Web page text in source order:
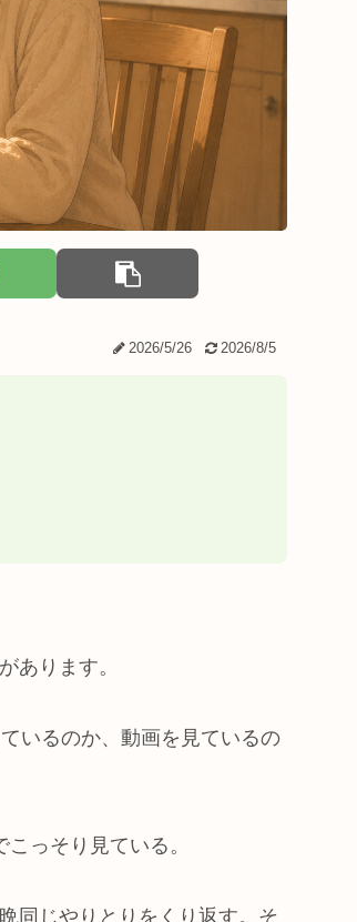
2026/5/26 2026/8/5
あります。
いるのか、動画を見ているの
っそり見ている。
同じやりとりをくり返す。そ